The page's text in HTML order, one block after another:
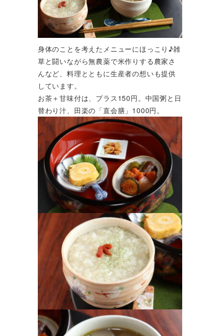
身体のことを考えたメニューにほっこり♪雑
草と闘いながら無農薬で米作りする農家さ
んなど、料理とともに生産者の想いも提供
しています。
お茶＋甘味付は、プラス150円。中国粥と日
替わり汁、田楽の「直会膳」1000円。